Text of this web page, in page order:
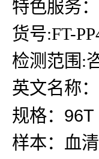
特色服务
货号:FT-
检测范围:
英文名称
规格：
样本：血